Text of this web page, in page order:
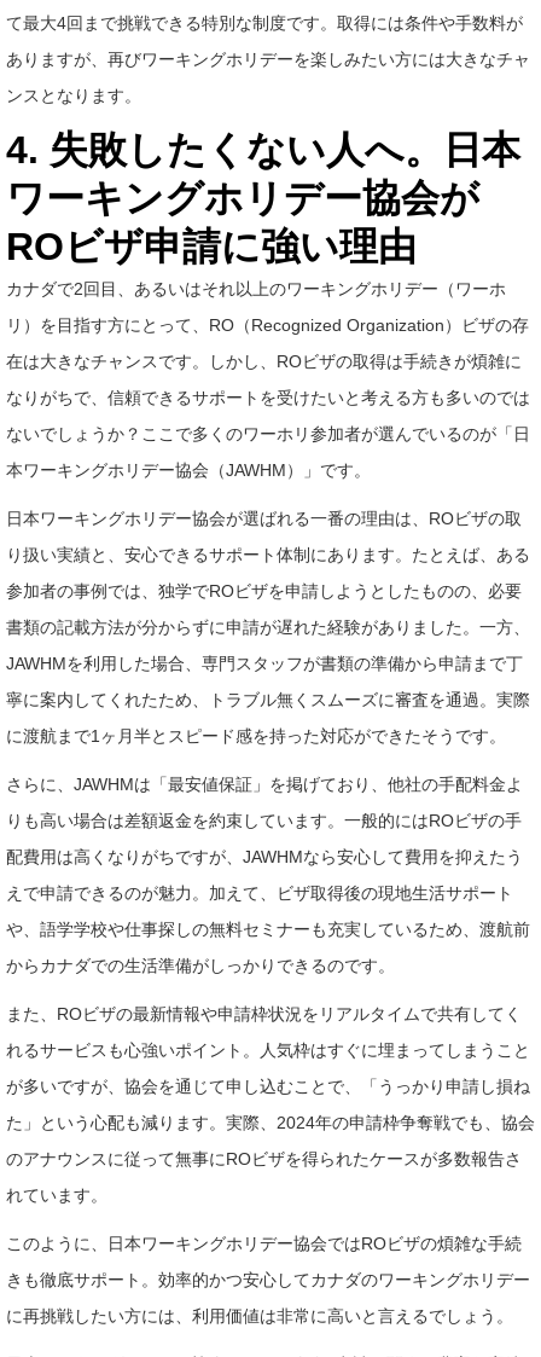
て最大4回まで挑戦できる特別な制度です。取得には条件や手数料が
ありますが、再びワーキングホリデーを楽しみたい方には大きなチャ
ンスとなります。
4. 失敗したくない人へ。日本
ワーキングホリデー協会が
ROビザ申請に強い理由
カナダで2回目、あるいはそれ以上のワーキングホリデー（ワーホ
リ）を目指す方にとって、RO（Recognized Organization）ビザの存
在は大きなチャンスです。しかし、ROビザの取得は手続きが煩雑に
なりがちで、信頼できるサポートを受けたいと考える方も多いのでは
ないでしょうか？ここで多くのワーホリ参加者が選んでいるのが「日
本ワーキングホリデー協会（JAWHM）」です。
日本ワーキングホリデー協会が選ばれる一番の理由は、ROビザの取
り扱い実績と、安心できるサポート体制にあります。たとえば、ある
参加者の事例では、独学でROビザを申請しようとしたものの、必要
書類の記載方法が分からずに申請が遅れた経験がありました。一方、
JAWHMを利用した場合、専門スタッフが書類の準備から申請まで丁
寧に案内してくれたため、トラブル無くスムーズに審査を通過。実際
に渡航まで1ヶ月半とスピード感を持った対応ができたそうです。
さらに、JAWHMは「最安値保証」を掲げており、他社の手配料金よ
りも高い場合は差額返金を約束しています。一般的にはROビザの手
配費用は高くなりがちですが、JAWHMなら安心して費用を抑えたう
えで申請できるのが魅力。加えて、ビザ取得後の現地生活サポート
や、語学学校や仕事探しの無料セミナーも充実しているため、渡航前
からカナダでの生活準備がしっかりできるのです。
また、ROビザの最新情報や申請枠状況をリアルタイムで共有してく
れるサービスも心強いポイント。人気枠はすぐに埋まってしまうこと
が多いですが、協会を通じて申し込むことで、「うっかり申請し損ね
た」という心配も減ります。実際、2024年の申請枠争奪戦でも、協会
のアナウンスに従って無事にROビザを得られたケースが多数報告さ
れています。
このように、日本ワーキングホリデー協会ではROビザの煩雑な手続
きも徹底サポート。効率的かつ安心してカナダのワーキングホリデー
に再挑戦したい方には、利用価値は非常に高いと言えるでしょう。